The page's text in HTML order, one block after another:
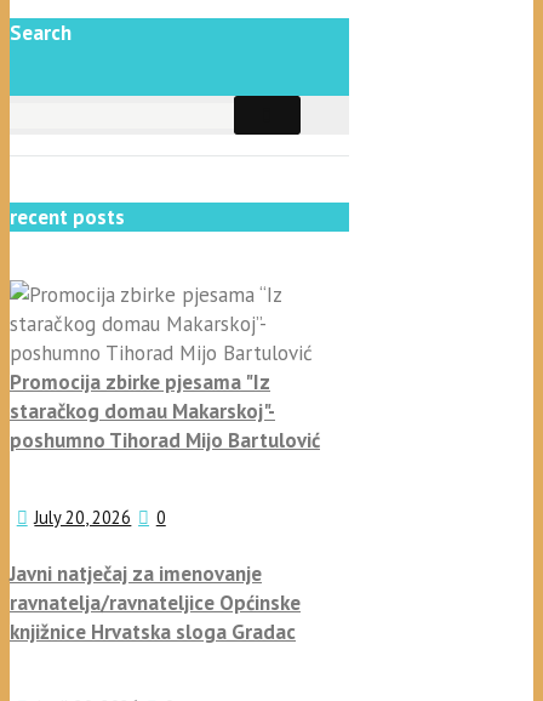
Search
recent posts
Promocija zbirke pjesama "Iz
staračkog domau Makarskoj"-
poshumno Tihorad Mijo Bartulović
July 20, 2026 0
Javni natječaj za imenovanje
ravnatelja/ravnateljice Općinske
knjižnice Hrvatska sloga Gradac